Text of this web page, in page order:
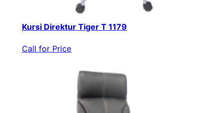
Kursi Direktur Tiger T 1179
Call for Price